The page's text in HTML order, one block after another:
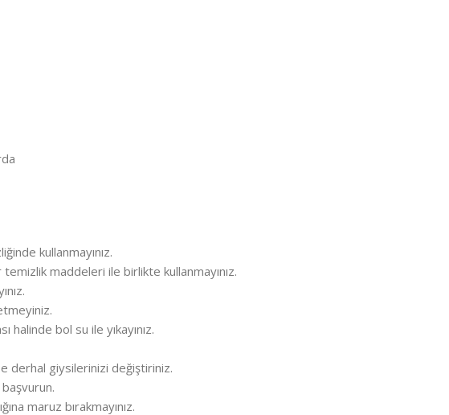
kullanmayınız.
maddeleri ile birlikte kullanmayınız.
halinde bol su ile yıkayınız.
derhal giysilerinizi değiştiriniz.
maruz bırakmayınız.